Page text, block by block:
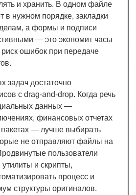
и хранить. В одном файле
в нужном порядке, закладки
а формы и подписи
— это экономит часы
риск ошибок при передаче
задач достаточно
с drag-and-drop. Когда речь
данных —
финансовых отчетах
— лучше выбирать
не отправляют файлы на
пользователи
и скрипты,
процесс и
структуры оригиналов.